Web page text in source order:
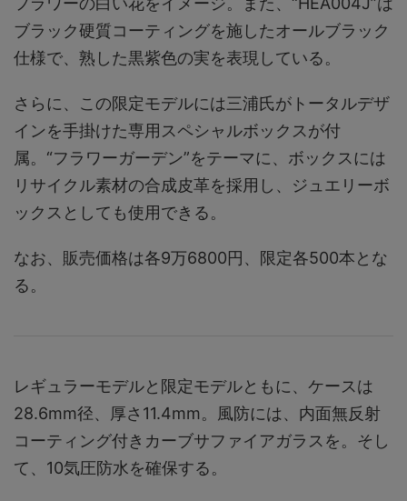
ブラック硬質コーティングを施したオールブラック
仕様で、熟した黒紫色の実を表現している。
さらに、この限定モデルには三浦氏がトータルデザ
インを手掛けた専用スペシャルボックスが付
属。“フラワーガーデン”をテーマに、ボックスには
リサイクル素材の合成皮革を採用し、ジュエリーボ
ックスとしても使用できる。
なお、販売価格は各9万6800円、限定各500本とな
る。
レギュラーモデルと限定モデルともに、ケースは
28.6mm径、厚さ11.4mm。風防には、内面無反射
コーティング付きカーブサファイアガラスを。そし
て、10気圧防水を確保する。